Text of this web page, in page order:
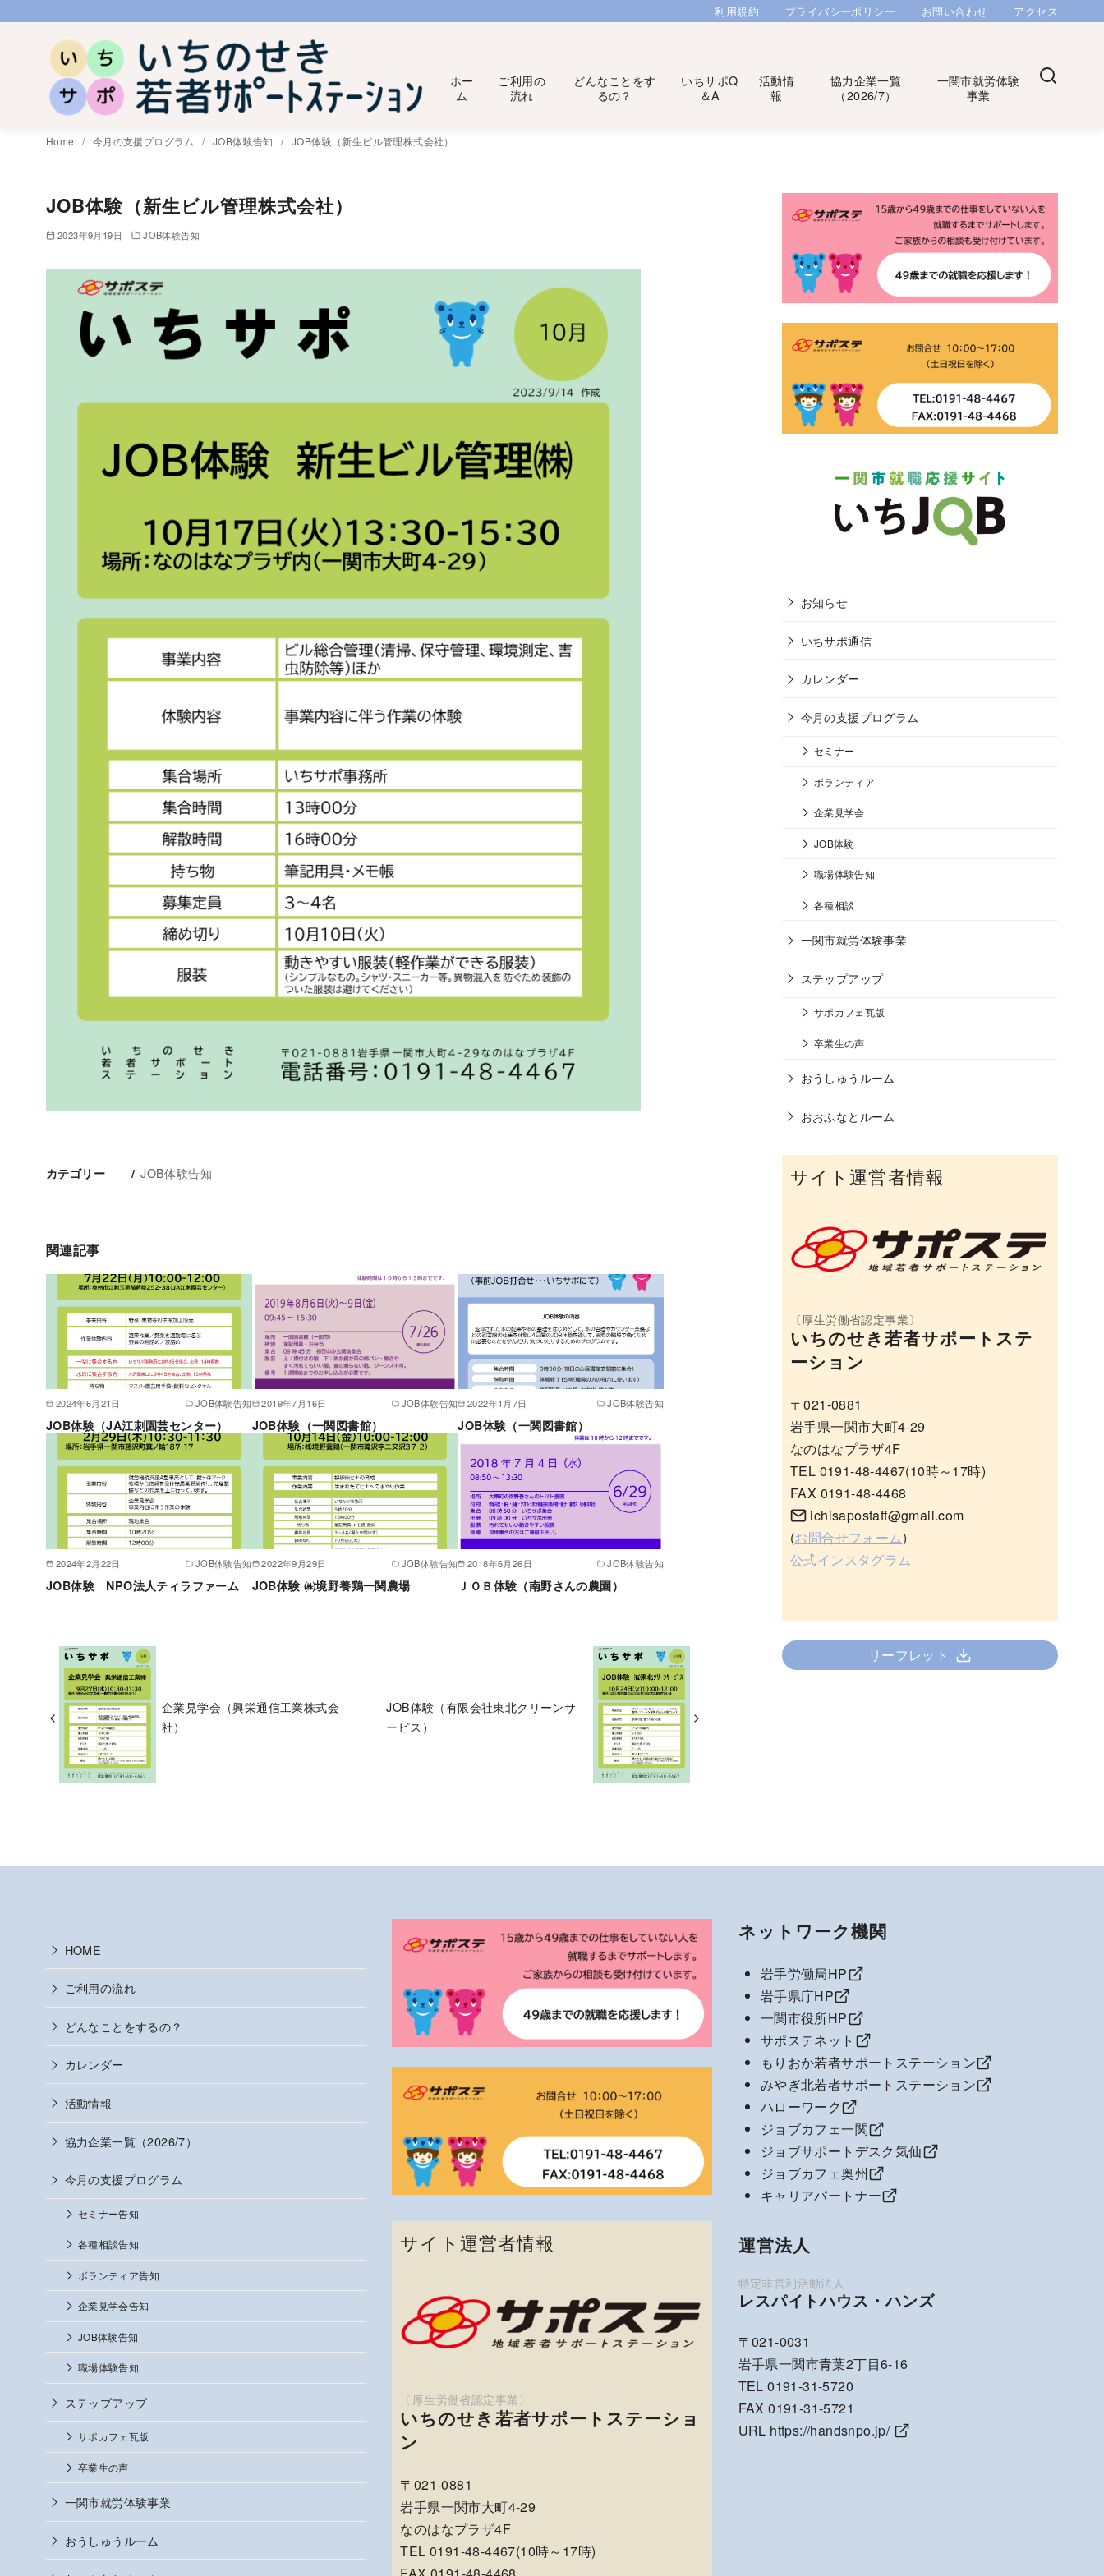
利用規約 プライバシーポリシー お問い合わせ アクセス
ホー
ム
ご利用の
流れ
どんなことをす
るの？
いちサポQ
＆A
活動情
報
協力企業一覧
（2026/7）
一関市就労体験
事業
Home 今月の支援プログラム JOB体験告知 JOB体験（新生ビル管理株式会社）
JOB体験（新生ビル管理株式会社）
2023年9月19日 JOB体験告知
カテゴリー JOB体験告知
関連記事
2024年6月21日 JOB体験告知
JOB体験（JA江刺園芸センター）
2019年7月16日 JOB体験告知
JOB体験（一関図書館）
2022年1月7日 JOB体験告知
JOB体験（一関図書館）
2024年2月22日 JOB体験告知
JOB体験 NPO法人ティラファーム
2022年9月29日 JOB体験告知
JOB体験 ㈱境野養鶏一関農場
2018年6月26日 JOB体験告知
ＪＯＢ体験（南野さんの農園）
企業見学会（興栄通信工業株式会
社）
JOB体験（有限会社東北クリーンサ
ービス）
お知らせ
いちサポ通信
カレンダー
今月の支援プログラム
セミナー
ボランティア
企業見学会
JOB体験
職場体験告知
各種相談
一関市就労体験事業
ステップアップ
サポカフェ瓦版
卒業生の声
おうしゅうルーム
おおふなとルーム
サイト運営者情報
いちのせき若者サポートステ
ーション
〒021-0881
岩手県一関市大町4-29
なのはなプラザ4F
TEL 0191-48-4467(10時～17時)
FAX 0191-48-4468
ichisapostaff@gmail.com
(お問合せフォーム)
公式インスタグラム
リーフレット
HOME
ご利用の流れ
どんなことをするの？
カレンダー
活動情報
協力企業一覧（2026/7）
今月の支援プログラム
セミナー告知
各種相談告知
ボランティア告知
企業見学会告知
JOB体験告知
職場体験告知
ステップアップ
サポカフェ瓦版
卒業生の声
一関市就労体験事業
おうしゅうルーム
サイト運営者情報
いちのせき若者サポートステーショ
ン
〒021-0881
岩手県一関市大町4-29
なのはなプラザ4F
TEL 0191-48-4467(10時～17時)
ネットワーク機関
岩手労働局HP
岩手県庁HP
一関市役所HP
サポステネット
もりおか若者サポートステーション
みやぎ北若者サポートステーション
ハローワーク
ジョブカフェ一関
ジョブサポートデスク気仙
ジョブカフェ奥州
キャリアパートナー
運営法人
レスパイトハウス・ハンズ
〒021-0031
岩手県一関市青葉2丁目6-16
TEL 0191-31-5720
FAX 0191-31-5721
URL https://handsnpo.jp/